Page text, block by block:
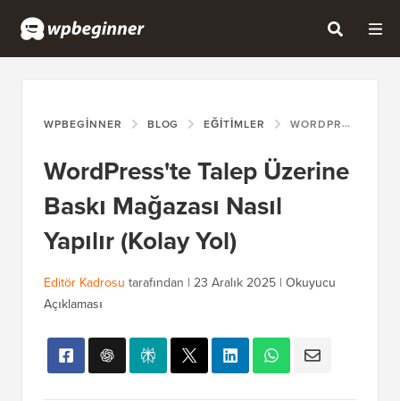
WPBEGINNER BLOG EĞITIMLER WORDPRESS'TE TALEP ÜZERINE BASKI MAĞAZASI NASIL YAPILIR (KOLAY YOL)
WordPress'te Talep Üzerine
Baskı Mağazası Nasıl
Yapılır (Kolay Yol)
Editör Kadrosu tarafından | 23 Aralık 2025 | Okuyucu
Açıklaması